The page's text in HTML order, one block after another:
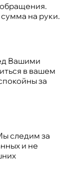
сумма на руки.
Вашими
в вашем
за
следим за
и не